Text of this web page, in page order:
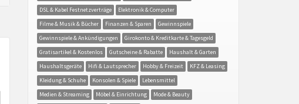
DSL & Kabel Festnetzverträge
Elektronik & Computer
Filme & Musik & Bücher
Finanzen & Sparen
Gewinnspiele
Gewinnspiele & Ankündigungen
Girokonto & Kreditkarte & Tagesgeld
Gratisartikel & Kostenlos
Gutscheine & Rabatte
Haushalt & Garten
Haushaltsgeräte
Hifi & Lautsprecher Hobby & Freizeit
KFZ & Leasing
Kleidung & Schuhe
Konsolen & Spiele
Lebensmittel
Medien & Streaming
Möbel & Einrichtung
Mode & Beauty